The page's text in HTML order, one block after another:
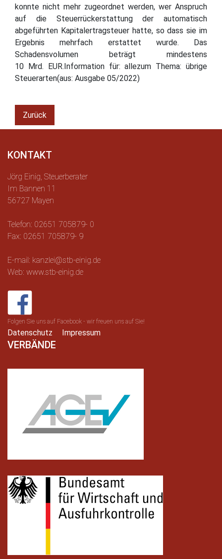
konnte nicht mehr zugeordnet werden, wer Anspruch
auf die Steuerrückerstattung der automatisch
abgeführten Kapitalertragsteuer hatte, so dass sie im
Ergebnis mehrfach erstattet wurde. Das
Schadensvolumen beträgt mindestens
10 Mrd. EUR.Information für: allezum Thema: übrige
Steuerarten(aus: Ausgabe 05/2022)
Zurück
KONTAKT
Jörg Einig, Steuerberater
Im Bannen 11
56727 Mayen
Telefon: 02651 705879- 0
Fax: 02651 705879- 9
E-mail: kanzlei@stb-einig.de
Web: www.stb-einig.de
Folgen Sie uns auf Facebook - wir freuen uns auf Sie!
Datenschutz Impressum
VERBÄNDE